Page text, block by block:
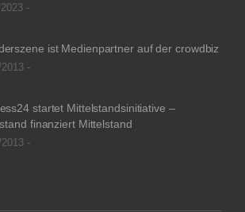
-
ist Medienpartner auf der crowdbiz
-
startet Mittelstandsinitiative –
finanziert Mittelstand
-